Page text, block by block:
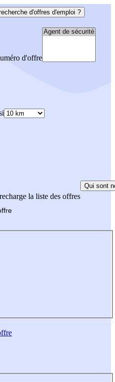
d'offres d'emploi ?
d'offre
la liste des offres
Qui sont